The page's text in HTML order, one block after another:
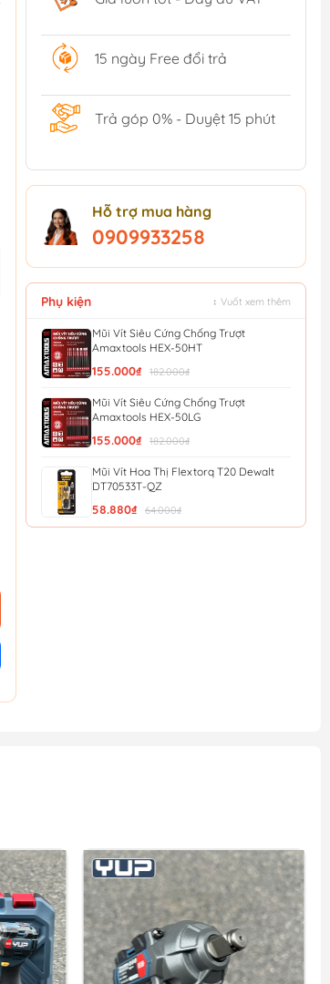
15 ngày Free đổi trả
Trả góp 0% - Duyệt 15 phút
Hỗ trợ mua hàng
0909933258
Phụ kiện ↕ Vuốt xem thêm
Mũi Vít Siêu Cứng Chống Trượt
Amaxtools HEX-50HT
155.000₫ 182.000₫
Mũi Vít Siêu Cứng Chống Trượt
Amaxtools HEX-50LG
155.000₫ 182.000₫
Mũi Vít Hoa Thị Flextorq T20 Dewalt
DT70533T-QZ
58.880₫ 64.000₫